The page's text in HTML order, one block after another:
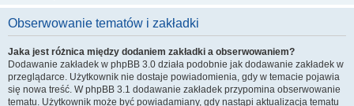
Obserwowanie tematów i zakładki
Jaka jest różnica między dodaniem zakładki a obserwowaniem?
Dodawanie zakładek w phpBB 3.0 działa podobnie jak dodawanie zakładek w
przeglądarce. Użytkownik nie dostaje powiadomienia, gdy w temacie pojawia
się nowa treść. W phpBB 3.1 dodawanie zakładek przypomina obserwowanie
tematu. Użytkownik może być powiadamiany, gdy nastąpi aktualizacja tematu